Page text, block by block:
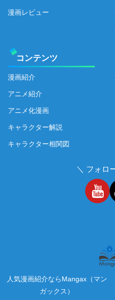
漫画レビュー
コンテンツ
漫画紹介
アニメ紹介
アニメ化漫画
キャラクター解説
キャラクター相関図
＼ フォロ
人気漫画紹介ならMangax（マン
ガックス）